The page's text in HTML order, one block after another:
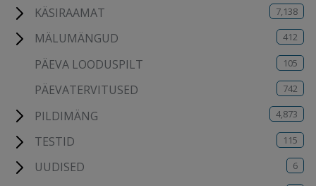
KÄSIRAAMAT 7,138
MÄLUMÄNGUD 412
PÄEVA LOODUSPILT 105
PÄEVATERVITUSED 742
PILDIMÄNG 4,873
TESTID 115
UUDISED 6